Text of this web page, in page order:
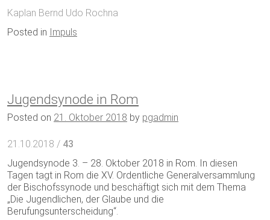
Kaplan Bernd Udo Rochna
Posted in Impuls
Jugendsynode in Rom
Posted on 21. Oktober 2018 by pgadmin
21.10.2018 / 43
Jugendsynode 3. – 28. Oktober 2018 in Rom. In diesen
Tagen tagt in Rom die XV. Ordentliche Generalversammlung
der Bischofssynode und beschäftigt sich mit dem Thema
„Die Jugendlichen, der Glaube und die
Berufungsunterscheidung“.